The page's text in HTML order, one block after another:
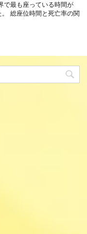
で最も座っている時間が
総座位時間と死亡率の関